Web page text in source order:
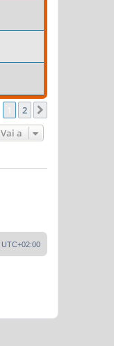
2
Vai a
UTC+02:00